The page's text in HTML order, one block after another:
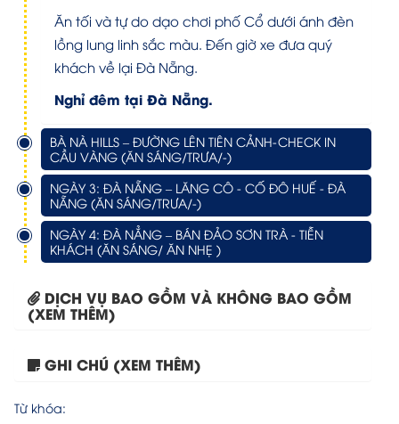
Ăn tối và tự do dạo chơi phố Cổ dưới ánh đèn
lồng lung linh sắc màu. Đến giờ xe đưa quý
khách về lại Đà Nẵng.
Nghỉ đêm tại Đà Nẵng.
BÀ NÀ HILLS – ĐƯỜNG LÊN TIÊN CẢNH-CHECK IN
CẦU VÀNG (ĂN SÁNG/TRƯA/-)
NGÀY 3: ĐÀ NẴNG – LĂNG CÔ - CỐ ĐÔ HUẾ - ĐÀ
NẴNG (ĂN SÁNG/TRƯA/-)
NGÀY 4: ĐÀ NẲNG – BÁN ĐẢO SƠN TRÀ - TIỄN
KHÁCH (ĂN SÁNG/ ĂN NHẸ )
DỊCH VỤ BAO GỒM VÀ KHÔNG BAO GỒM
(XEM THÊM)
GHI CHÚ (XEM THÊM)
Từ khóa:
Tour Đà Nẵng – Ninh...